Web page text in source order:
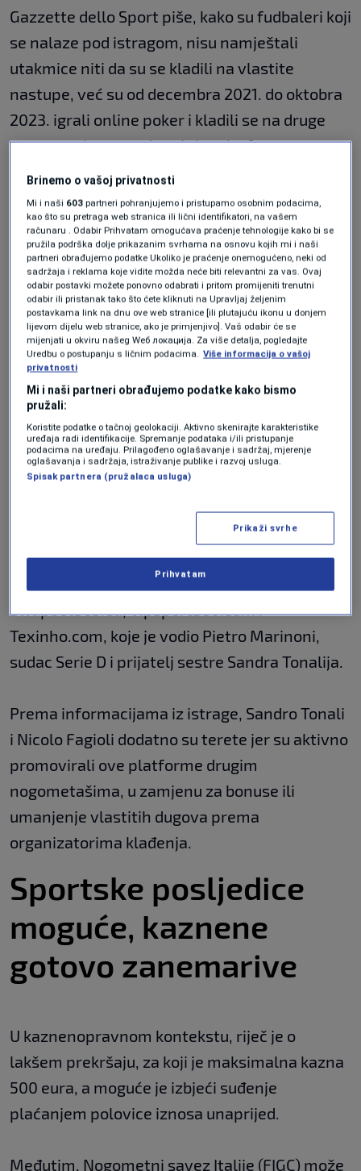
Gazzette dello Sport piše, kako su fudbaleri koji
se nalaze pod istragom, nisu namještali
utakmice niti da su se kladili na vlastite
nastupe, već su od decembra 2021. do oktobra
2023. igrali online poker i kladili se na druge
sportove, i to na nelegalnim platformama.
Glavno mjesto cijele operacije, bila je zlatara u
Milanu, koju su koristili kao banku za kockanje.
Prema navodima medija, igrači su "kupovali"
luksuzne satove preko transfera u bankama,
iako nisu preuzimali nikakve proizvode u
konačnici. Nego je novac završavao kod
ilegalnih kladioničarskih platformi Tommasa
De Giacome i Patricka Fizzere, a cijeli proces u
obezbijedili zaposlenici zlatare.
Platforme i bonusi za
promociju
Nogometaši su koristili ilegalne platforme za
klađenje poput etsport22.com,
Swapbet365.eu, Vipsport360.com i
Texinho.com, koje je vodio Pietro Marinoni,
sudac Serie D i prijatelj sestre Sandra Tonalija.
Prema informacijama iz istrage, Sandro Tonali
i Nicolo Fagioli dodatno su terete jer su aktivno
promovirali ove platforme drugim
nogometašima, u zamjenu za bonuse ili
umanjenje vlastitih dugova prema
organizatorima klađenja.
Sportske posljedice
moguće, kaznene
gotovo zanemarive
U kaznenopravnom kontekstu, riječ je o
lakšem prekršaju, za koji je maksimalna kazna
500 eura, a moguće je izbjeći suđenje
plaćanjem polovice iznosa unaprijed.
Međutim, Nogometni savez Italije (FIGC) može
Brinemo o vašoj privatnosti
Mi i naši 603 partneri pohranjujemo i pristupamo osobnim podacima,
kao što su pretraga web stranica ili lični identifikatori, na vašem
računaru . Odabir Prihvatam omogućava praćenje tehnologije kako bi se
pružila podrška dolje prikazanim svrhama na osnovu kojih mi i naši
partneri obrađujemo podatke Ukoliko je praćenje onemogućeno, neki od
sadržaja i reklama koje vidite možda neće biti relevantni za vas. Ovaj
odabir postavki možete ponovno odabrati i pritom promijeniti trenutni
odabir ili pristanak tako što ćete kliknuti na Upravljaj željenim
postavkama link na dnu ove web stranice [ili plutajuću ikonu u donjem
lijevom dijelu web stranice, ako je primjenjivo]. Vaš odabir će se
mijenjati u okviru našeg Wеб локација. Za više detalja, pogledajte
Uredbu o postupanju s ličnim podacima. Više informacija o vašoj
privatnosti
Mi i naši partneri obrađujemo podatke kako bismo
pružali:
Koristite podatke o tačnoj geolokaciji. Aktivno skenirajte karakteristike
uređaja radi identifikacije. Spremanje podataka i/ili pristupanje
podacima na uređaju. Prilagođeno oglašavanje i sadržaj, mjerenje
oglašavanja i sadržaja, istraživanje publike i razvoj usluga.
Spisak partnera (pružalaca usluga)
Prikaži svrhe
Prihvatam